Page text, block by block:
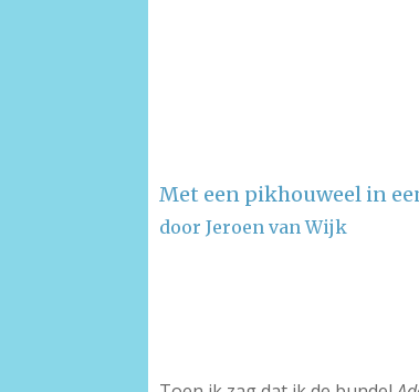
Met een pikhouweel in
door Jeroen van Wijk